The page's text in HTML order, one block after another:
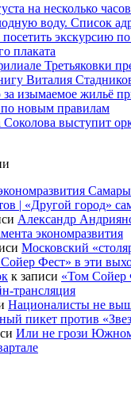
на несколько
воду. Список
экскурсию
плаката
Третьяковки
Виталия
изымаемое жильё
по новым правилам
выступит
| «Другой город»
Александр
экономразвития
Московский
Фест» в эти
к записи «Том Сойер
трансляция
Националисты не
пикет против
Или не грози